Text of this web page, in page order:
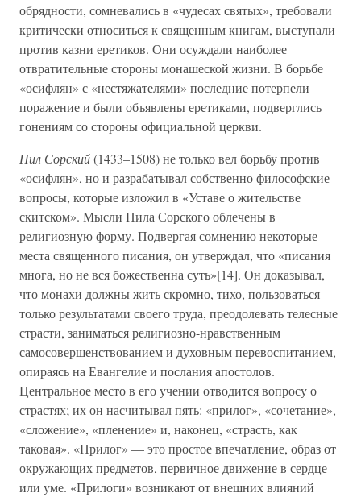
обрядности, сомневались в «чудесах святых», требовали
критически относиться к священным книгам, выступали
против казни еретиков. Они осуждали наиболее
отвратительные стороны монашеской жизни. В борьбе
«осифлян» с «нестяжателями» последние потерпели
поражение и были объявлены еретиками, подверглись
гонениям со стороны официальной церкви.
Нил Сорский(1433–1508) не только вел борьбу против
«осифлян», но и разрабатывал собственно философские
вопросы, которые изложил в «Уставе о жительстве
скитском». Мысли Нила Сорского облечены в
религиозную форму. Подвергая сомнению некоторые
места священного писания, он утверждал, что «писания
многа, но не вся божественна суть»[14]. Он доказывал,
что монахи должны жить скромно, тихо, пользоваться
только результатами своего труда, преодолевать телесные
страсти, заниматься религиозно-нравственным
самосовершенствованием и духовным перевоспитанием,
опираясь на Евангелие и послания апостолов.
Центральное место в его учении отводится вопросу о
страстях; их он насчитывал пять: «прилог», «сочетание»,
«сложение», «пленение» и, наконец, «страсть, как
таковая». «Прилог» — это простое впечатление, образ от
окружающих предметов, первичное движение в сердце
или уме. «Прилоги» возникают от внешних влияний